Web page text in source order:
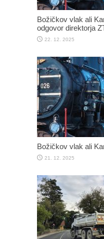
Božičkov vlak ali
odgovor direktorja
22. 12. 2025
Božičkov vlak ali
21. 12. 2025